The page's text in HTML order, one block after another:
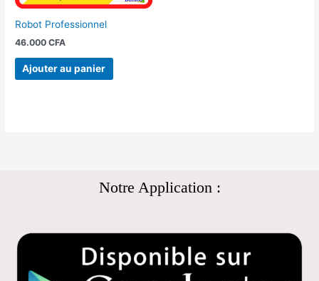
Robot Professionnel
46.000CFA
Ajouter au panier
Notre Application :